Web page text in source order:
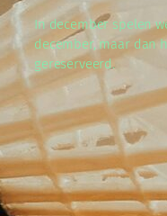
In december spelen
december, maar dan
gereserveerd.